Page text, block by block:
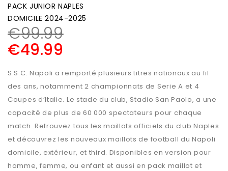
PACK JUNIOR NAPLES
DOMICILE 2024-2025
€99.99
€49.99
S.S.C. Napoli a remporté plusieurs titres nationaux au fil
des ans, notamment 2 championnats de Serie A et 4
Coupes d’Italie. Le stade du club, Stadio San Paolo, a une
capacité de plus de 60 000 spectateurs pour chaque
match. Retrouvez tous les maillots officiels du club Naples
et découvrez les nouveaux maillots de football du Napoli
domicile, extérieur, et third. Disponibles en version pour
homme, femme, ou enfant et aussi en pack maillot et